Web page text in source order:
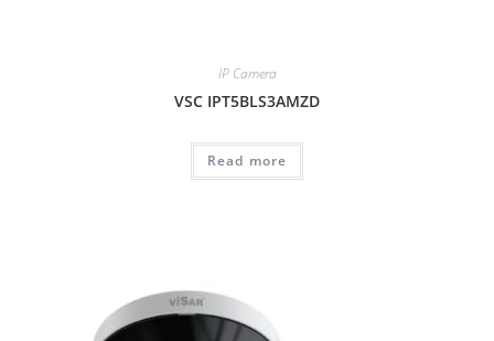
IP Camera
VSC IPT5BLS3AMZD
Read more